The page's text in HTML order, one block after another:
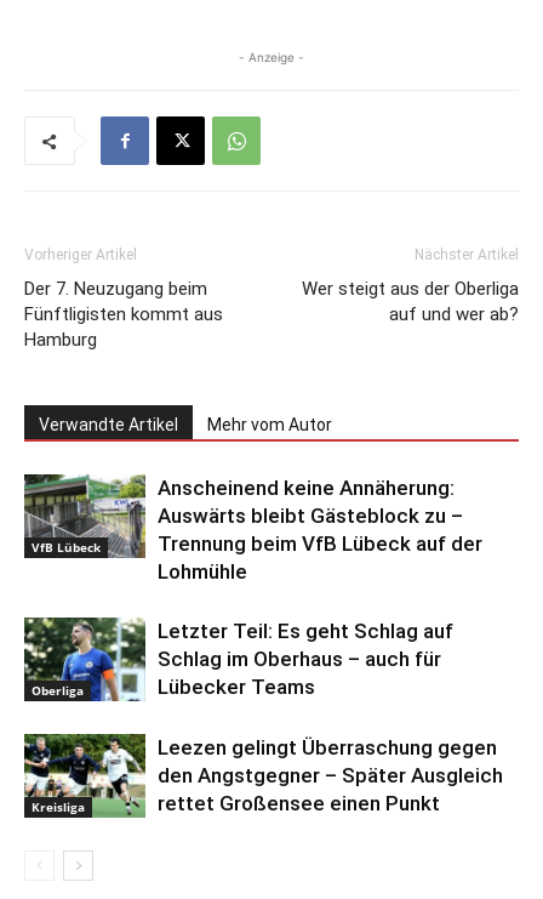
- Anzeige -
Vorheriger Artikel
Der 7. Neuzugang beim
Fünftligisten kommt aus
Hamburg
Nächster Artikel
Wer steigt aus der Oberliga
auf und wer ab?
Verwandte Artikel Mehr vom Autor
VfB Lübeck
Anscheinend keine Annäherung:
Auswärts bleibt Gästeblock zu –
Trennung beim VfB Lübeck auf der
Lohmühle
Oberliga
Letzter Teil: Es geht Schlag auf
Schlag im Oberhaus – auch für
Lübecker Teams
Kreisliga
Leezen gelingt Überraschung gegen
den Angstgegner – Später Ausgleich
rettet Großensee einen Punkt